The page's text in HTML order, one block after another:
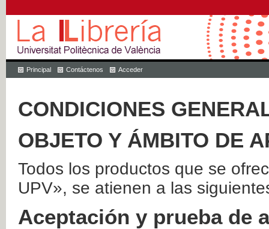
Principal Contáctenos Acceder
CONDICIONES
OBJETO Y ÁMBITO DE
Todos los productos que se
UPV», se atienen a las
Aceptación y prueba de